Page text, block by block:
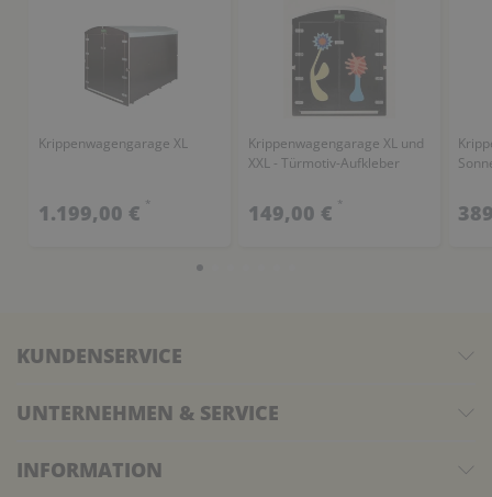
Krippenwagengarage XL
1.199,00 € *
Krippenwagengarage XL und
XXL - Türmotiv-Aufkleber
149,00 € *
KUNDENSERVICE
UNTERNEHMEN & SERVICE
INFORMATION